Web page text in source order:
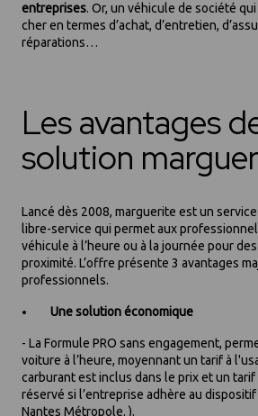
entreprises. Or, un véhicule de société
cher en termes d’achat, d’entretien,
réparations…
Les avantages
solution
Lancé dès 2008, marguerite est un
libre-service qui permet aux
véhicule à l’heure ou à la journée pour
proximité. L’offre présente 3 avantages
professionnels.
Une solution économique
- La Formule PRO sans engagement,
voiture à l’heure, moyennant un tarif à
carburant est inclus dans le prix et un
réservé si l’entreprise adhère au
Nantes Métropole. ).